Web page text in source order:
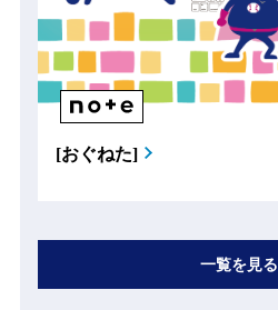
[おぐねた]
一覧を見る